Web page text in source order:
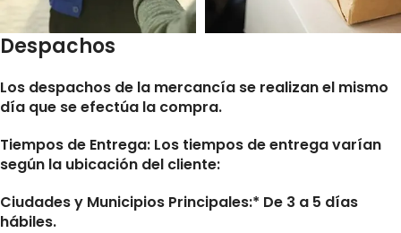
Despachos
Los despachos de la mercancía se realizan el mismo
día que se efectúa la compra.
Tiempos de Entrega: Los tiempos de entrega varían
según la ubicación del cliente:
Ciudades y Municipios Principales:* De 3 a 5 días
hábiles.